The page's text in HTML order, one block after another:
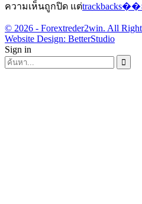
ความเห็นถูกปิด แต่trackbacks��
© 2026 - Forextreder2win. All
Website Design: BetterStudio
Sign in